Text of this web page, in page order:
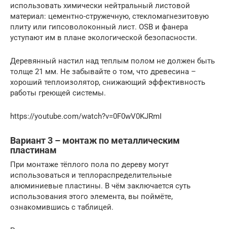
использовать химически нейтральный листовой
материал: цементно-стружечную, стекломагнезитовую
плиту или гипсоволоконный лист. OSB и фанера
уступают им в плане экологической безопасности.
Деревянный настил над теплым полом не должен быть
толще 21 мм. Не забывайте о том, что древесина –
хороший теплоизолятор, снижающий эффективность
работы греющей системы.
https://youtube.com/watch?v=0F0wV0KJRmI
Вариант 3 – монтаж по металлическим
пластинам
При монтаже тёплого пола по дереву могут
использоваться и теплораспределительные
алюминиевые пластины. В чём заключается суть
использования этого элемента, вы поймёте,
ознакомившись с таблицей.